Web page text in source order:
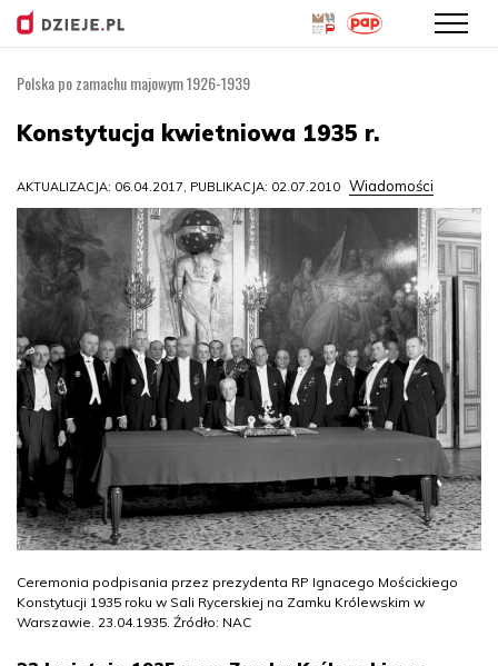
Przejdź
treści
Polska po zamachu majowym 1926-1939
Konstytucja kwietniowa 1935 r.
AKTUALIZACJA: 06.04.2017, PUBLIKACJA: 02.07.2010 Wiadomości
Ceremonia podpisania przez prezydenta RP Ignacego Mościckiego
Konstytucji 1935 roku w Sali Rycerskiej na Zamku Królewskim w
Warszawie. 23.04.1935. Źródło: NAC